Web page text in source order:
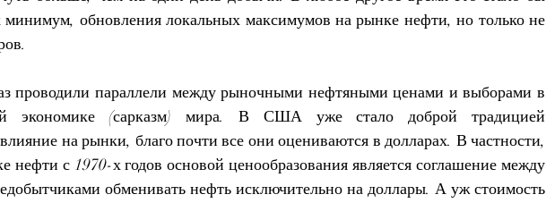
минимум, обновления локальных максимумов на рынке нефти, но только не
проводили параллели между рыночными нефтяными ценами и выборами в
экономике (сарказм) мира. В США уже стало доброй традицией
на рынки, благо почти все они оцениваются в долларах. В частности,
нефти с 1970-х годов основой ценообразования является соглашение между
обменивать нефть исключительно на доллары. А уж стоимость